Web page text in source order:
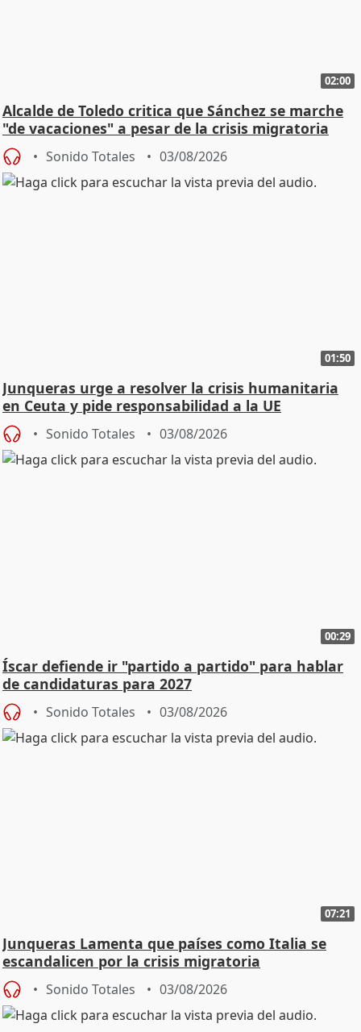
02:00
Alcalde de Toledo critica que Sánchez se marche
"de vacaciones" a pesar de la crisis migratoria
Sonido Totales 03/08/2026
01:50
Junqueras urge a resolver la crisis humanitaria
en Ceuta y pide responsabilidad a la UE
Sonido Totales 03/08/2026
00:29
Íscar defiende ir "partido a partido" para hablar
de candidaturas para 2027
Sonido Totales 03/08/2026
07:21
Junqueras Lamenta que países como Italia se
escandalicen por la crisis migratoria
Sonido Totales 03/08/2026